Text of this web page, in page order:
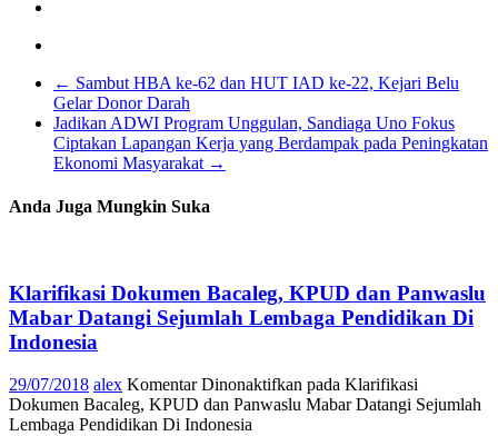
← Sambut HBA ke-62 dan HUT IAD ke-22, Kejari Belu
Gelar Donor Darah
Jadikan ADWI Program Unggulan, Sandiaga Uno Fokus
Ciptakan Lapangan Kerja yang Berdampak pada Peningkatan
Ekonomi Masyarakat →
Anda Juga Mungkin Suka
Klarifikasi Dokumen Bacaleg, KPUD dan Panwaslu
Mabar Datangi Sejumlah Lembaga Pendidikan Di
Indonesia
29/07/2018 alex Komentar Dinonaktifkan pada Klarifikasi
Dokumen Bacaleg, KPUD dan Panwaslu Mabar Datangi Sejumlah
Lembaga Pendidikan Di Indonesia